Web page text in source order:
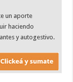
un aporte
haciendo
y autogestivo.